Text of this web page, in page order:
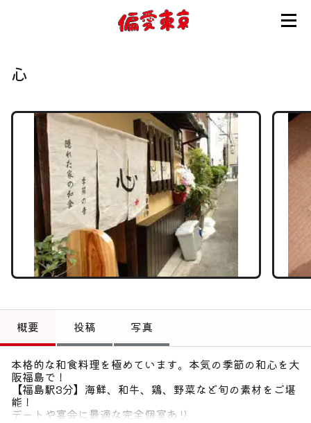
ログイン
会員登録
お知らせ
トップ
偏愛コミュニティ
投稿
偏愛記事
心
概要 投稿 写真
本格的な和食料理を極めています。本気の季節の和心を大
阪福島で！
【福島駅3分】海鮮、和牛、鶏、野菜など旬の素材をご堪
能！
デートや宴会に最適な完全個室あり